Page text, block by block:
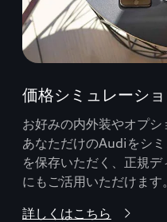
価格シミュレーシ
お好みの内外装やオプシ
あなただけのAudiをシ
を保存いただく、正規
にもご活用いただけます。
詳しくはこちら